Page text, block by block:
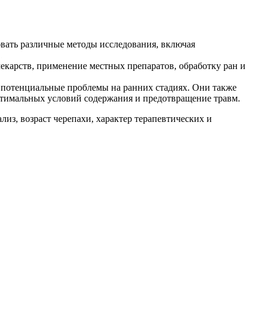
различные методы исследования, включая
применение местных препаратов, обработку ран и
проблемы на ранних стадиях. Они также
условий содержания и предотвращение травм.
возраст черепахи, характер терапевтических и